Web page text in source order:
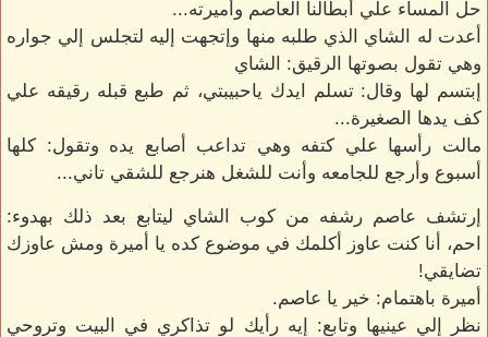
حل المساء علي أبطالنا العاصم وأميرته...
أعدت له الشاي الذي طلبه منها وإتجهت إليه لتجلس إلي جواره
وهي تقول بصوتها الرقيق: الشاي
إبتسم لها وقال: تسلم ايدك ياحبيبتي، ثم طبع قبله رقيقه علي
كف يدها الصغيرة...
مالت رأسها علي كتفه وهي تداعب أصابع يده وتقول: كلها
أسبوع وأرجع للجامعه وأنت للشغل هنرجع للشقي تاني...
إرتشف عاصم رشفه من كوب الشاي ليتابع بعد ذلك بهدوء:
احم، أنا كنت عاوز أكلمك في موضوع كده يا أميرة ومش عاوزك
تضايقي!
أميرة باهتمام: خير يا عاصم.
نظر إلي عينيها وتابع: إيه رأيك لو تذاكري في البيت وتروحي